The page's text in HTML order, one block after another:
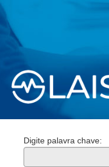
Digite palavra chave: